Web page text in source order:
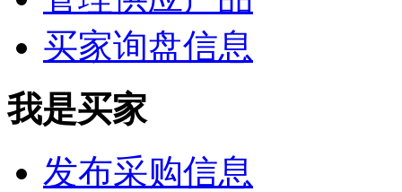
买家询盘信息
我是买家
发布采购信息